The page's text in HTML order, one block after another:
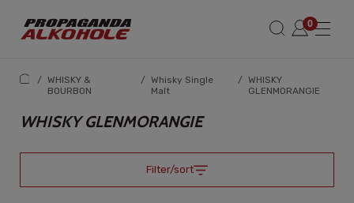
/ WHISKY &
BOURBON
/ Whisky Single
Malt
/ WHISKY
GLENMORANGIE
WHISKY GLENMORANGIE
Filter/sort